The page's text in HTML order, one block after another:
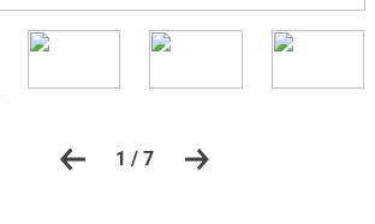
1 / 7